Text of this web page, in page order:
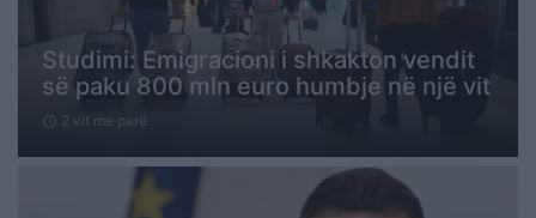
Studimi: Emigracioni i shkakton vendit
së paku 800 mln euro humbje në një vit
schedule 2 vit me parë